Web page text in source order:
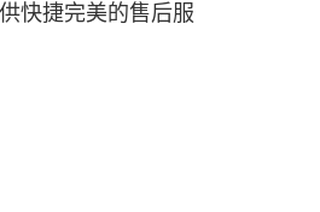
快捷完美的售后服